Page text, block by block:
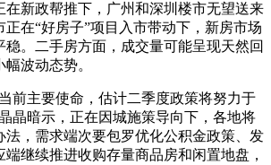
新政帮推下，广州和深圳楼市无望送来
正在“好房子”项目入市带动下，新房市场
稳。二手房方面，成交量可能呈现天然回
波动态势。
主要使命，估计二季度政策将努力于
晶暗示，正在因城施策导向下，各地将
法，需求端次要包罗优化公积金政策、发
继续推进收购存量商品房和闲置地盘，